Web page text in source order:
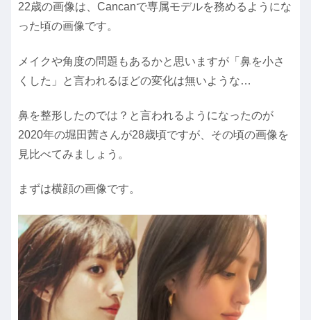
22歳の画像は、Cancanで専属モデルを務めるようにな
った頃の画像です。
メイクや角度の問題もあるかと思いますが「鼻を小さ
くした」と言われるほどの変化は無いような…
鼻を整形したのでは？と言われるようになったのが
2020年の堀田茜さんが28歳頃ですが、その頃の画像を
見比べてみましょう。
まずは横顔の画像です。